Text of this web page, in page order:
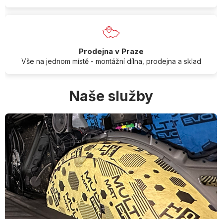
Prodejna v Praze
Vše na jednom místě - montážní dílna, prodejna a sklad
Naše služby